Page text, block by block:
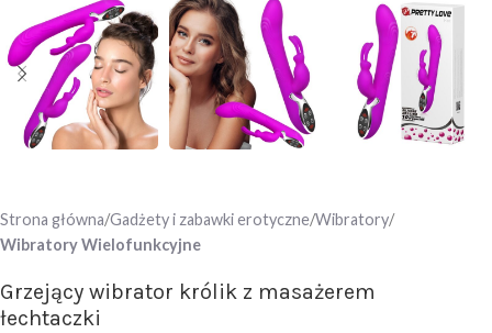
Strona główna Gadżety i zabawki erotyczne Wibratory
Wibratory Wielofunkcyjne
Grzejący wibrator królik z masażerem
łechtaczki